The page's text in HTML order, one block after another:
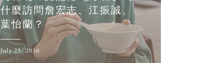
什麼訪問詹宏志、江振誠、
葉怡蘭？
July 25, 2016